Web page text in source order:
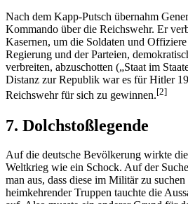
Nach dem Kapp-Putsch übernahm
Kommando über die Reichswehr. Er
Kasernen, um die Soldaten und
Regierung und der Parteien,
verbreiten, abzuschotten („Staat im
Distanz zur Republik war es für Hitler
Reichswehr für sich zu gewinnen.[2]
7. Dolchstoßlegende
Auf die deutsche Bevölkerung wirkte
Weltkrieg wie ein Schock. Auf der
man aus, dass diese im Militär zu
heimkehrender Truppen tauchte die